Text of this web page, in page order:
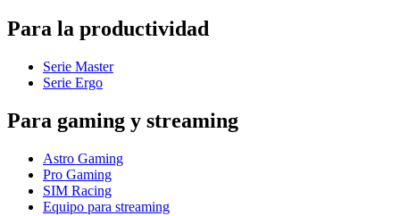
Para la productividad
Serie Master
Serie Ergo
Para gaming y streaming
Astro Gaming
Pro Gaming
SIM Racing
Equipo para streaming